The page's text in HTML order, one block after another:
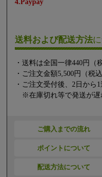
4.Paypay
送料および配送方法
・送料は全国一律440円（
・ご注文金額5,500円（税
・ご注文受付後、2日から
※在庫切れ等で発送が遅
ご購入までの流れ
ポイントについて
配送方法について